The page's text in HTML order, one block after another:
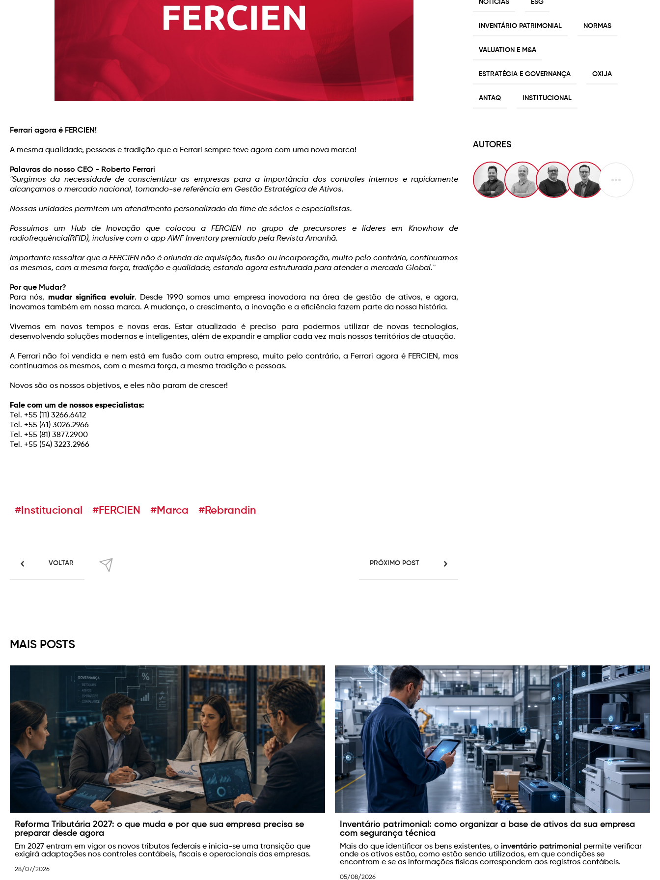
Ferrari agora é FERCIEN!
A mesma qualidade, pessoas e tradição que a Ferrari sempre teve agora com uma nova marca!
Palavras do nosso CEO - Roberto Ferrari
"Surgimos da necessidade de conscientizar as empresas para a importância dos controles internos e rapidamente
alcançamos o mercado nacional, tornando-se referência em Gestão Estratégica de Ativos.
Nossas unidades permitem um atendimento personalizado do time de sócios e especialistas.
Possuímos um Hub de Inovação que colocou a FERCIEN no grupo de precursores e líderes em Knowhow de
radiofrequência(RFID), inclusive com o app AWF Inventory premiado pela Revista Amanhã.
Importante ressaltar que a FERCIEN não é oriunda de aquisição, fusão ou incorporação, muito pelo contrário, continuamos
os mesmos, com a mesma força, tradição e qualidade, estando agora estruturada para atender o mercado Global."
Por que Mudar?
Para nós, mudar significa evoluir. Desde 1990 somos uma empresa inovadora na área de gestão de ativos, e agora,
inovamos também em nossa marca. A mudança, o crescimento, a inovação e a eficiência fazem parte da nossa história.
Vivemos em novos tempos e novas eras. Estar atualizado é preciso para podermos utilizar de novas tecnologias,
desenvolvendo soluções modernas e inteligentes, além de expandir e ampliar cada vez mais nossos territórios de atuação.
A Ferrari não foi vendida e nem está em fusão com outra empresa, muito pelo contrário, a Ferrari agora é FERCIEN, mas
continuamos os mesmos, com a mesma força, a mesma tradição e pessoas.
Novos são os nossos objetivos, e eles não param de crescer!
Fale com um de nossos especialistas:
Tel. +55 (11) 3266.6412
Tel. +55 (41) 3026.2966
Tel. +55 (81) 3877.2900
Tel. +55 (54) 3223.2966
#Institucional #FERCIEN #Marca #Rebrandin
VOLTAR PRÓXIMO POST
NOTÍCIAS ESG
INVENTÁRIO PATRIMONIAL NORMAS
VALUATION E M&A
ESTRATÉGIA E GOVERNANÇA OXIJA
ANTAQ INSTITUCIONAL
AUTORES
MAIS POSTS
Reforma Tributária 2027: o que muda e por que sua empresa precisa se
preparar desde agora
Em 2027 entram em vigor os novos tributos federais e inicia-se uma transição que
exigirá adaptações nos controles contábeis, fiscais e operacionais das empresas.
28/07/2026
Inventário patrimonial: como organizar a base de ativos da sua empresa
com segurança técnica
Mais do que identificar os bens existentes, o inventário patrimonial
permite verificar
onde os ativos estão, como estão sendo utilizados, em que condições se
encontram e se as informações físicas correspondem aos registros contábeis.
05/08/2026